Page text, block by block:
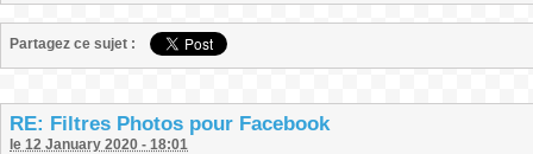
Partagez ce sujet :
RE: Filtres Photos pour Facebook
le 12 January 2020 - 18:01